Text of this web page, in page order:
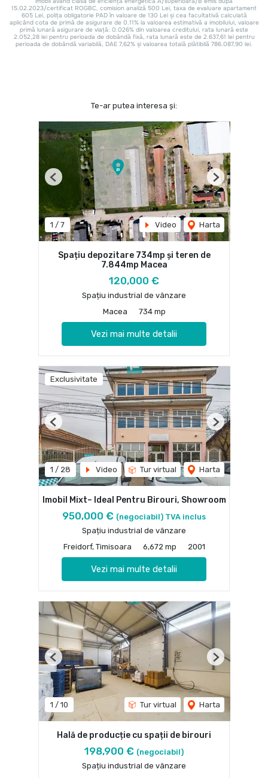
Te-ar putea interesa și:
1 / 7 Video Harta
Previous Next
Spațiu depozitare 734mp și teren de
7.844mp Macea
120,000 €
Spațiu industrial de vânzare
Macea
734 mp
Vezi mai multe detalii
Exclusivitate
1 / 28 Video Tur virtual Harta
Previous Next
Imobil Mixt– Ideal Pentru Birouri, Showroom
950,000 € (negociabil) TVA inclus
Spațiu industrial de vânzare
Freidorf, Timisoara
6,672 mp 2001
Vezi mai multe detalii
1 / 10 Tur virtual Harta
Previous Next
Hală de producție cu spații de birouri
198,900 € (negociabil)
Spațiu industrial de vânzare